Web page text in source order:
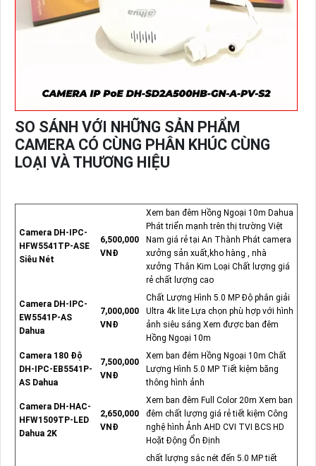
SO SÁNH VỚI NHỮNG SẢN PHẨM
CAMERA CÓ CÙNG PHÂN KHÚC CÙNG
LOẠI VÀ THƯƠNG HIỆU
Camera DH-IPC-
HFW5541TP-ASE
Siêu Nét
6,500,000
VNĐ
Xem ban đêm Hồng Ngoại 10m Dahua
Phát triển mạnh trên thị trường Việt
Nam giá rẻ tại An Thành Phát camera
xưởng sản xuất,kho hàng , nhà
xưởng Thân Kim Loại Chất lượng giá
rẻ chất lượng cao
Camera DH-IPC-
EW5541P-AS
Dahua
7,000,000
VNĐ
Chất Lượng Hình 5.0 MP Độ phân giải
Ultra 4k lite Lựa chọn phù hợp với hình
ảnh siêu sáng Xem được ban đêm
Hồng Ngoại 10m
Camera 180 Độ
DH-IPC-EB5541P-
AS Dahua
7,500,000
VNĐ
Xem ban đêm Hồng Ngoại 10m Chất
Lượng Hình 5.0 MP Tiết kiệm băng
thông hình ảnh
Camera DH-HAC-
HFW1509TP-LED
Dahua 2K
2,650,000
VNĐ
Xem ban đêm Full Color 20m Xem ban
đêm chất lượng giá rẻ tiết kiệm Công
nghệ hình Ảnh AHD CVI TVI BCS HD
Hoặt Động Ổn Định
chất lượng sắc nét đến 5.0 MP tiết